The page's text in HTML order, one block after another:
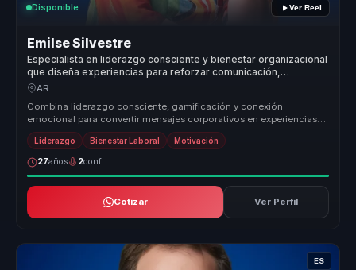
Disponible Ver Reel
Emilse Silvestre
Especialista en liderazgo consciente y bienestar organizacional
que diseña experiencias para reforzar comunicación,
compromiso y servicio en equipos.
AR
Combina liderazgo consciente, gamificación y conexión
emocional para convertir mensajes corporativos en experiencias
memorables. Su valor...
Liderazgo Bienestar Laboral Motivación
27años 2conf.
Cotizar Ver Perfil
ES